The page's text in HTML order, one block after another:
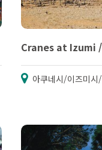
Cranes at Izumi
아쿠네시/이즈미시